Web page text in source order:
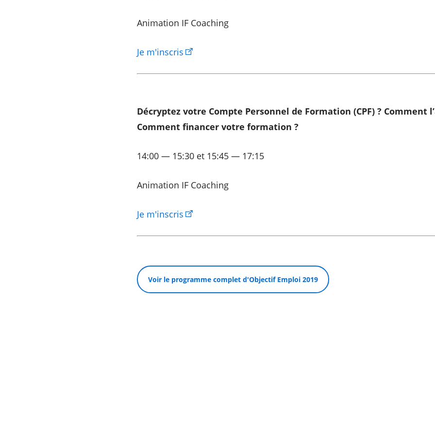
Animation IF Coaching
Je m'inscris
Décryptez votre Compte Personnel de Formation (CPF) ? Comment
Comment financer votre formation ?
14:00 — 15:30 et 15:45 — 17:15
Animation IF Coaching
Je m'inscris
Voir le programme complet d'Objectif Emploi 2019